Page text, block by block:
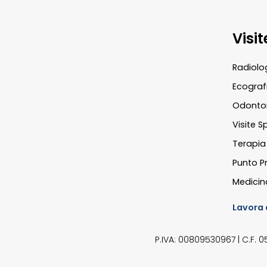
Visite
Punto
Lavora
P.IVA: 00809530967 | C.F.